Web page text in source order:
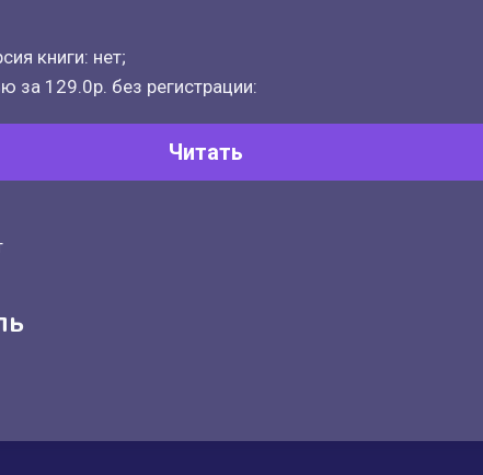
книги: нет;
за 129.0р. без регистрации:
Читать